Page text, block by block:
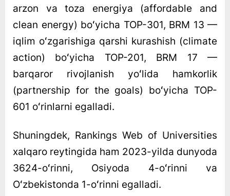
arzon va toza energiya (affordable and
clean energy) boʻyicha TOP-301, BRM 13 —
iqlim oʻzgarishiga qarshi kurashish (climate
action) boʻyicha TOP-201, BRM 17 —
barqaror rivojlanish yoʻlida hamkorlik
(partnership for the goals) boʻyicha TOP-
601 oʻrinlarni egalladi.
Shuningdek, Rankings Web of Universities
xalqaro reytingida ham 2023-yilda dunyoda
3624-oʻrinni, Osiyoda 4-oʻrinni va
Oʻzbekistonda 1-oʻrinni egalladi.